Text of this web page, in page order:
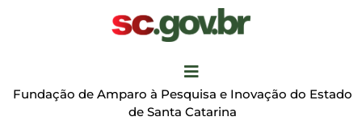
Fundação de Amparo à Pesquisa e Inovação do Estado
de Santa Catarina